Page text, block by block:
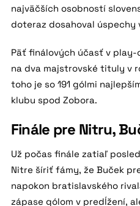
najväčších osobností
doteraz dosahoval úspechy
Päť finálových účasť v
na dva majstrovské tituly v
toho je so 191 gólmi
klubu spod Zobora.
Finále pre Nitru,
Už počas finále zatiaľ
Nitre šíriť fámy, že Buček
napokon bratislavského
zápase gólom v predĺžení,